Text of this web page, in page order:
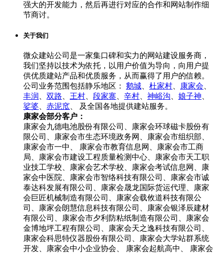
强大的开发能力，然后再进行对应的合作和网站制作细
节商讨。
关于我们
微众建站公司是一家集口碑和实力的网站建设服务商，
我们坚持以技术为依托，以用户价值为导向，向用户提
供优质建站产品和优质服务，从而赢得了用户的信赖。
公司业务范围包括静乐地区： 鹅城、 杜家村、 康家会、
丰润 、 双路、 王村、 段家寨、 辛村、 神峪沟、 娘子神、
娑婆、 赤泥窊、
及全国各地提供建站服务。
康家会部分客户：
康家会九德电池股份有限公司、康家会环球磁卡股份有
限公司、康家会市生态环境政务网、康家会市组织部、
康家会市一中、 康家会市教育信息网、康家会市工商
局、康家会市建设工程质量检测中心、康家会市天工职
业技工学校、康家会艺术学校、康家会考试信息网、康
家会中医院、康家会市智络科技有限公司、康家会市诚
泰达科发展有限公司、康家会晟龙国际货运代理、康家
会巨匠机械制造有限公司、康家会载攸道科技有限公
司、康家会朗慧信息科技有限公司、康家会银泽辰建材
有限公司、康家会市夕利防粘纸制造有限公司、康家会
金博地坪工程有限公司、康家会天之逸科技有限公司、
康家会科思特仪器股份有限公司、康家会大学站群系统
开发、康家会中小企业协会、 康家会起航高中、 康家会